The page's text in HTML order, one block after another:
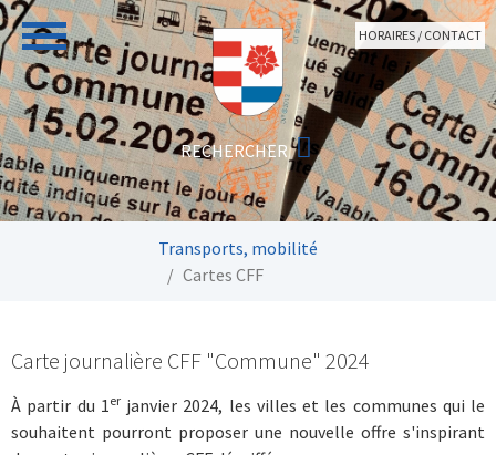
Aller au contenu principal
HORAIRES / CONTACT
Transports, mobilité
Cartes CFF
Carte journalière CFF "Commune" 2024
À partir du 1erjanvier 2024, les villes et les communes qui le
souhaitent pourront proposer une nouvelle offre s'inspirant